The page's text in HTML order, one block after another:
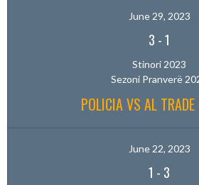
June 29, 2023
3 -1
Stinori 2023
Sezoni Pranverë
POLICIA VS AL TRADE
June 22, 2023
1 - 3